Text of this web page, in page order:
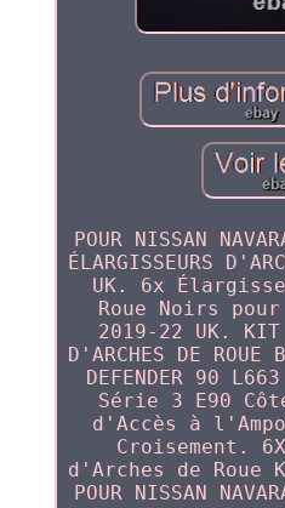
POUR NISSAN
ÉLARGISSEURS
UK. 6x
Roue Noirs
2019-22 UK. KIT
D'ARCHES DE ROUE
DEFENDER 90
Série 3 E90
d'Accès à
Croisement.
d'Arches de Roue
POUR NISSAN